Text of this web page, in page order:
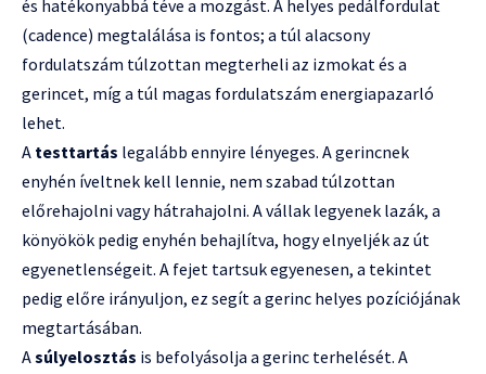
és hatékonyabbá téve a mozgást. A helyes pedálfordulat
(cadence) megtalálása is fontos; a túl alacsony
fordulatszám túlzottan megterheli az izmokat és a
gerincet, míg a túl magas fordulatszám energiapazarló
lehet.
A testtartás legalább ennyire lényeges. A gerincnek
enyhén íveltnek kell lennie, nem szabad túlzottan
előrehajolni vagy hátrahajolni. A vállak legyenek lazák, a
könyökök pedig enyhén behajlítva, hogy elnyeljék az út
egyenetlenségeit. A fejet tartsuk egyenesen, a tekintet
pedig előre irányuljon, ez segít a gerinc helyes pozíciójának
megtartásában.
Asúlyelosztás is befolyásolja a gerinc terhelését. A